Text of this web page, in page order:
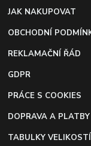
JAK NAKUPOVAT
OBCHODNÍ
REKLAMAČNÍ ŘÁD
GDPR
PRÁCE S COOKIES
DOPRAVA A PLATBY
TABULKY VELIKOSTÍ